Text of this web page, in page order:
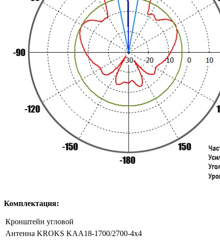
Комплектация:
Кронштейн угловой
Антенна KROKS KAA18-1700/2700-4x4